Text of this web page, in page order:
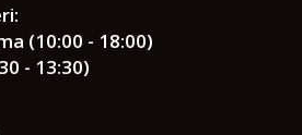
(10:00 - 18:00)
- 13:30)